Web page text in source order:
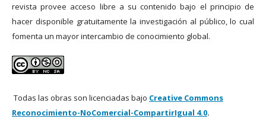
revista provee acceso libre a su contenido bajo el principio de
hacer disponible gratuitamente la investigación al público, lo cual
fomenta un mayor intercambio de conocimiento global.
Todas las obras son licenciadas bajo Creative Commons
Reconocimiento-NoComercial-CompartirIgual 4.0.